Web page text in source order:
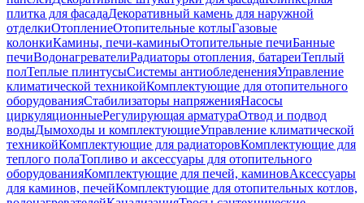
плитка для фасадаДекоративный камень для наружной
отделкиОтоплениеОтопительные котлыГазовые
колонкиКамины, печи-каминыОтопительные печиБанные
печиВодонагревателиРадиаторы отопления, батареиТеплый
полТеплые плинтусыСистемы антиобледененияУправление
климатической техникойКомплектующие для отопительного
оборудованияСтабилизаторы напряженияНасосы
циркуляционныеРегулирующая арматураОтвод и подвод
водыДымоходы и комплектующиеУправление климатической
техникойКомплектующие для радиаторовКомплектующие для
теплого полаТопливо и аксессуары для отопительного
оборудованияКомплектующие для печей, каминовАксессуары
для каминов, печейКомплектующие для отопительных котлов,